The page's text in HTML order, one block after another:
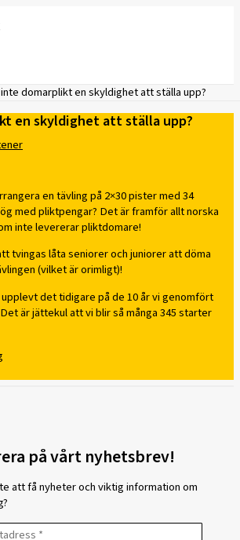
domarplikt en skyldighet att ställa upp?
en skyldighet att ställa upp?
en tävling på 2×30 pister med 34
med pliktpengar? Det är framför allt norska
inte levererar pliktdomare!
tvingas låta seniorer och juniorer att döma
(vilket är orimligt)!
upplevt det tidigare på de 10 år vi genomfört
är jättekul att vi blir så många 345 starter
på vårt nyhetsbrev!
att få nyheter och viktig information om